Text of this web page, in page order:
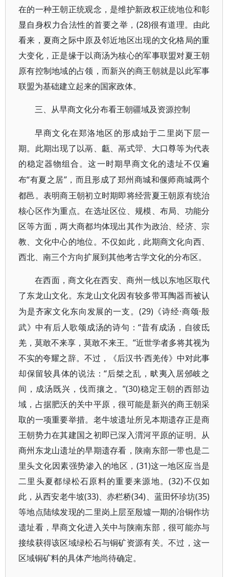
在的一种王朝正统观念，是维护新政权正统地位和彰
显自身权力合法性的首要之举，(28)很有道理。由此
看来，夏商之际中原及邻近地区出现的文化格局的重
大变化，正是缘于以商汤为核心的军事联盟对夏王朝
原有控制地域的占领，而新兴的商王朝就是以此军事
联盟为基础建立起来的国家政体。
三、从早商文化分布看王朝疆域及资源控制
早商文化在郑洛地区的形成始于二里岗下层一
期。此期出现了以鬲、甗、鬲式斝、大口尊等为代表
的稳定器物组合。这一时期早商文化的遗址不仅遍
布“有夏之居”，而且形成了郑州商城和偃师商城两个
都邑。表明商王朝初立时期即将经营夏王朝原有统治
核心区作为重点。在选址区位、规模、布局、功能分
区等方面，两大商都均体现出其作为政治、经济、宗
教、文化中心的地位。不仅如此，此期商文化向西、
西北、南三个方向扩展到其他考古学文化的分布区。
在西面，商文化在西安、商州一线以东地区取代
了东龙山文化。东龙山文化因有较多带耳陶器而被认
为是齐家文化东向发展的一支。 (29)《诗经·商颂·殷
武》中有后人歌颂成汤的诗句：“昔有成汤，自彼氐
羌，莫敢不来享，莫敢不来王。”近世学者多将其视为
不实的夸耀之辞。不过，《后汉书·西羌传》中对此事
却保留较具体的说法：“后桀之乱，畎夷入居邠岐之
间，成汤既兴，伐而攘之。”(30)稳定王朝的西部边
域，占据肥沃的关中平原，很可能是新兴的商王朝采
取的一项重要举措。老牛坡遗址所见本期遗存正是商
王朝势力在其建国之初即已深入渭河平原的证明。从
商州东龙山遗址的早期遗存看，陕南东部一带也是二
里头文化因素强势渗入的地区，(31)这一地区应当是
二里头夏都绿松石原料的重要来源地。(32)不仅如
此，从西安老牛坡(33)、赤栏桥(34)、蓝田怀珍坊(35)
等地点陆续发现的二里岗上层至殷墟一期的冶铜作坊
遗址看，早商文化进入关中与陕南东部，很可能亦与
接续获得该区域绿松石与铜矿资源有关。不过，这一
区域铜矿料的具体产地尚待确定。